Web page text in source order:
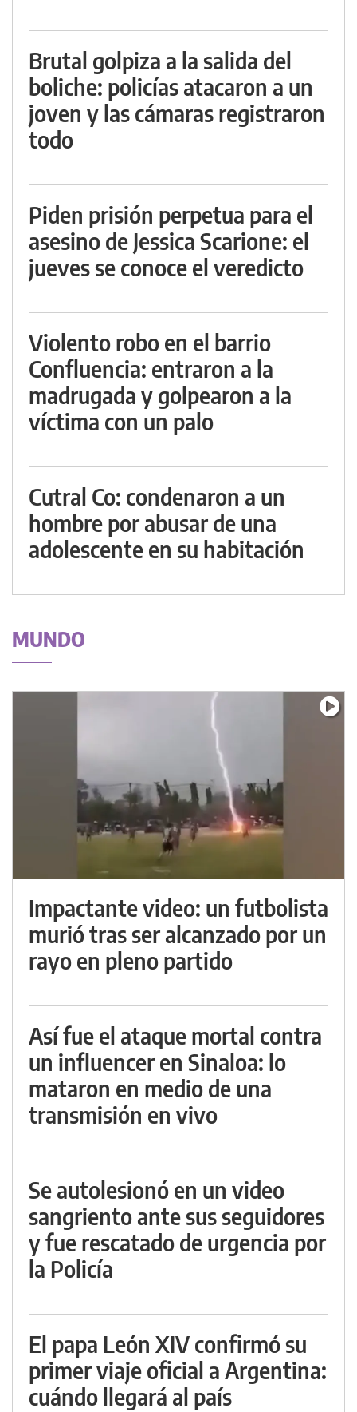
Brutal golpiza a la salida del
boliche: policías atacaron a un
joven y las cámaras registraron
todo
Piden prisión perpetua para el
asesino de Jessica Scarione: el
jueves se conoce el veredicto
Violento robo en el barrio
Confluencia: entraron a la
madrugada y golpearon a la
víctima con un palo
Cutral Co: condenaron a un
hombre por abusar de una
adolescente en su habitación
MUNDO
Impactante video: un futbolista
murió tras ser alcanzado por un
rayo en pleno partido
Así fue el ataque mortal contra
un influencer en Sinaloa: lo
mataron en medio de una
transmisión en vivo
Se autolesionó en un video
sangriento ante sus seguidores
y fue rescatado de urgencia por
la Policía
El papa León XIV confirmó su
primer viaje oficial a Argentina:
cuándo llegará al país